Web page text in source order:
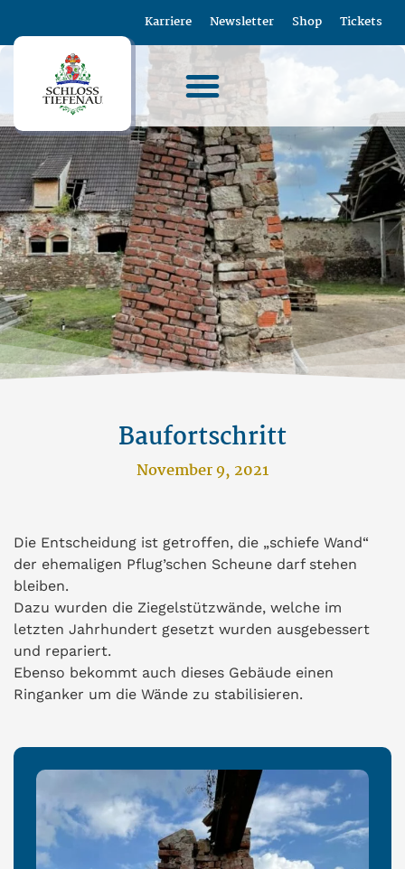
Karriere Newsletter Shop Tickets
Baufortschritt
November 9, 2021
Die Entscheidung ist getroffen, die „schiefe Wand“
der ehemaligen Pflug’schen Scheune darf stehen
bleiben.
Dazu wurden die Ziegelstützwände, welche im
letzten Jahrhundert gesetzt wurden ausgebessert
und repariert.
Ebenso bekommt auch dieses Gebäude einen
Ringanker um die Wände zu stabilisieren.